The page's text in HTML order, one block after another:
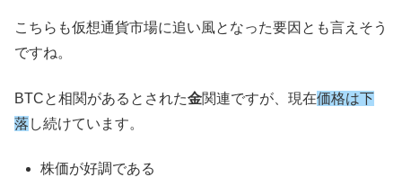
こちらも仮想通貨市場に追い風となった要因とも言えそう
ですね。
BTCと相関があるとされた金関連ですが、現在価格は下
落 し続けています。
株価が好調である